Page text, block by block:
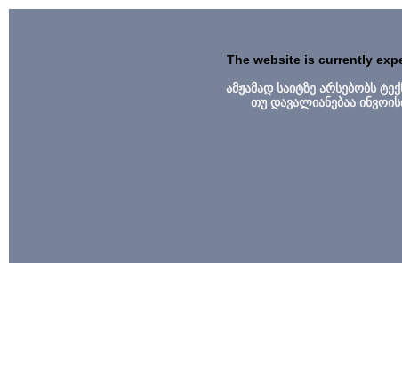
The website is currently
ამჟამად საიტზე არსებობს
თუ დავალიანებაა